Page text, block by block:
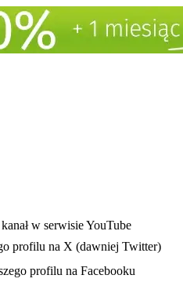
nowej karciew serwisie YouTube
profilu na X (dawniej Twitter)
nowej karcieprofilu na Facebooku